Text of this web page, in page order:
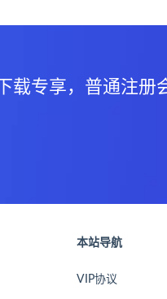
载专享，普通注
本站导航
VIP协议